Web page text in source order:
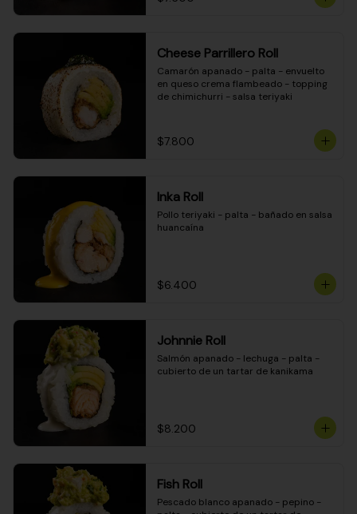
Cheese Parrillero Roll
Camarón apanado - palta - envuelto
en queso crema flambeado - topping
de chimichurri - salsa teriyaki
$7.800
Inka Roll
Pollo teriyaki - palta - bañado en salsa
huancaína
$6.400
Johnnie Roll
Salmón apanado - lechuga - palta -
cubierto de un tartar de kanikama
$8.200
Fish Roll
Pescado blanco apanado - pepino -